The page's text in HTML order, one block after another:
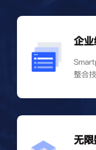
企
整合
无